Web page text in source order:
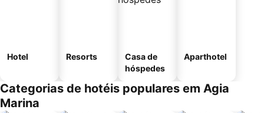
Hotel Resorts
Casa de
hóspedes
Aparthotel
Categorias de hotéis populares em Agia
Marina